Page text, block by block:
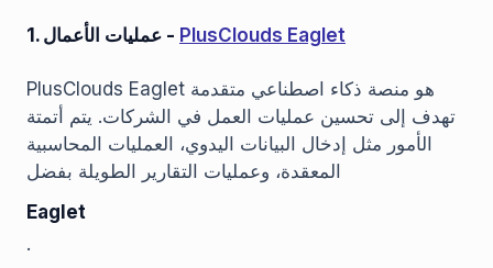
1. عمليات الأعمال - PlusClouds Eaglet
PlusClouds Eaglet هو منصة ذكاء اصطناعي متقدمة
تهدف إلى تحسين عمليات العمل في الشركات. يتم أتمتة
الأمور مثل إدخال البيانات اليدوي، العمليات المحاسبية
المعقدة، وعمليات التقارير الطويلة بفضل
Eaglet
.